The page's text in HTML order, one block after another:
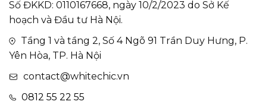
Số ĐKKD: 0110167668, ngày 10/2/2023 do Sở Kế
hoạch và Đầu tư Hà Nội.
Tầng 1 và tầng 2, Số 4 Ngõ 91 Trần Duy Hưng, P.
Yên Hòa, TP. Hà Nội
contact@whitechic.vn
0812 55 22 55